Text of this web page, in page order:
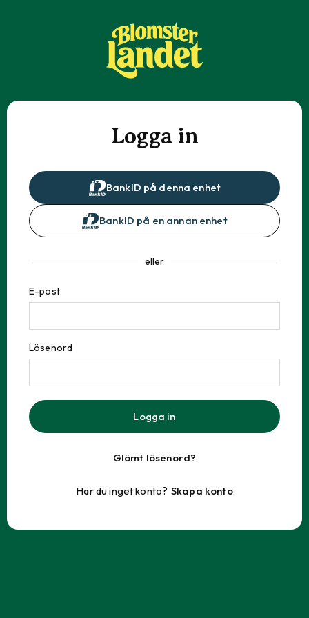
Logga in
BankID på denna enhet
BankID på en annan enhet
eller
E-post
Lösenord
Logga in
Glömt lösenord?
Har du inget konto? Skapa konto